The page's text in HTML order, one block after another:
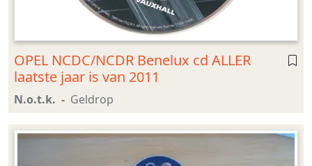
OPEL NCDC/NCDR Benelux cd ALLER
laatste jaar is van 2011
N.o.t.k. Geldrop